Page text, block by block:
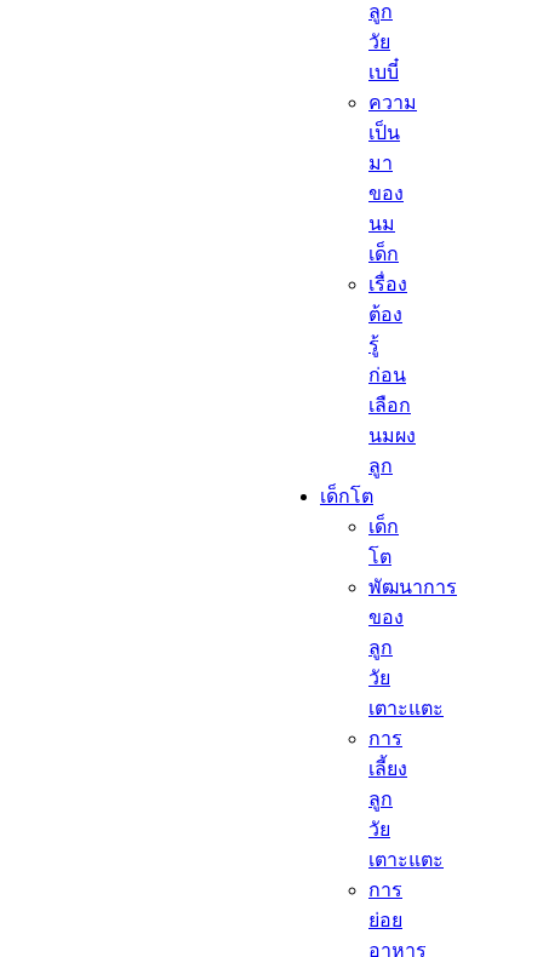
ลูก
วัย
เบบี๋
ความ
เป็น
มา
ของ
นม
เด็ก
เรื่อง
ต้อง
รู้
ก่อน
เลือก
นมผง
ลูก​
เด็กโต​
เด็ก
โต​
พัฒนาการ
ของ
ลูก
วัย
เตาะแตะ
การ
เลี้ยง
ลูก
วัย
เตาะแตะ
การ
ย่อย
อาหาร